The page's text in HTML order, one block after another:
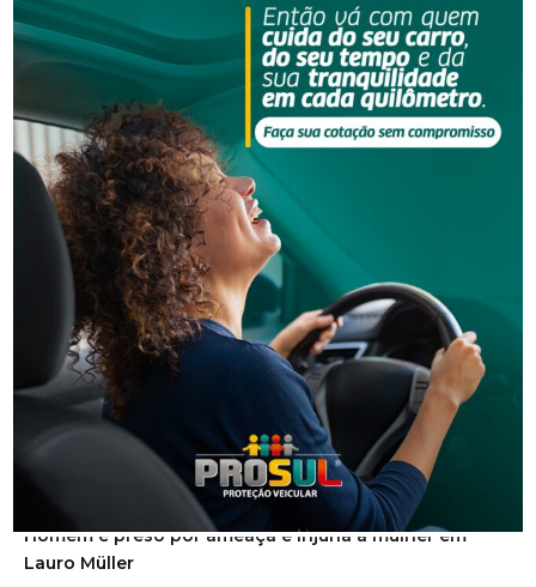
Segurança
Operação policial prende quatro pessoas por tráfico
e lavagem de dinheiro
Homem é preso por ameaça e injúria à mulher em
Lauro Müller